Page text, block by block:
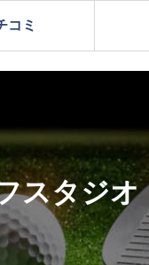
コミ
スタジオ